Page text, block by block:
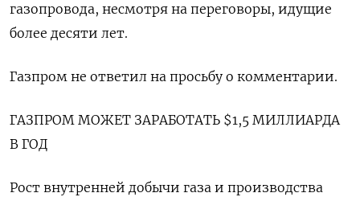
газопровода, несмотря на переговоры, идущие
более десяти лет.
Газпром не ответил на просьбу о комментарии.
ГАЗПРОМ МОЖЕТ ЗАРАБОТАТЬ $1,5 МИЛЛИАРДА
В ГОД
Рост внутренней добычи газа и производства